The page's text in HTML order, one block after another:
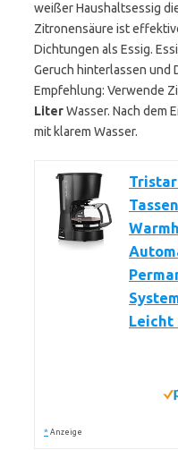
weißer Haushaltsessig
Zitronensäure ist
Dichtungen als Essig.
Geruch hinterlassen und
Empfehlung: Verwende
LiterWasser. Nach dem
mit klarem Wasser.
Leicht
* Anzeige